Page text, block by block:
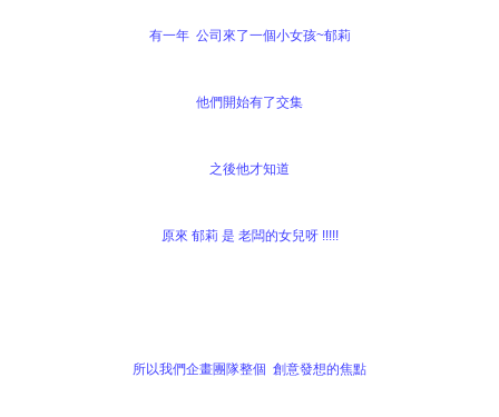
有一年 公司來了一個小女孩~郁莉
他們開始有了交集
之後他才知道
原來 郁莉 是 老闆的女兒呀 !!!!!
所以我們企畫團隊整個 創意發想的焦點